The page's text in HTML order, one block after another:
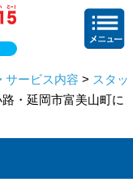
サービス内容 > スタッ
・延岡市富美山町に